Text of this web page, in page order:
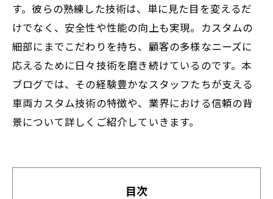
す。彼らの熟練した技術は、単に見た目を変えるだ
けでなく、安全性や性能の向上も実現。カスタムの
細部にまでこだわりを持ち、顧客の多様なニーズに
応えるために日々技術を磨き続けているのです。本
ブログでは、その経験豊かなスタッフたちが支える
車両カスタム技術の特徴や、業界における信頼の背
景について詳しくご紹介していきます。
目次